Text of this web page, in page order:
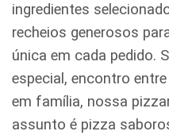
ingredientes
recheios generosos
única em cada pedido.
especial, encontro
em família, nossa
assunto é pizza